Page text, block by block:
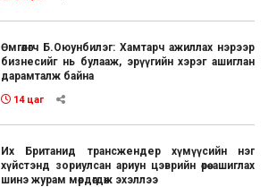
Өмгөөлөгч Б.Оюунбилэг: Хамтарч ажиллах нэрээр
бизнесийг нь булааж, эрүүгийн хэрэг ашиглан
дарамталж байна
14 цаг
Их Британид трансжендер хүмүүсийн нэг
хүйстэнд зориулсан ариун цэврийн өрөө ашиглах
шинэ журам мөрдөгдөж эхэллээ